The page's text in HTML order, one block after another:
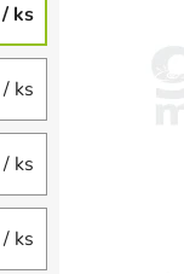
/ ks
/ ks
/ ks
/ ks